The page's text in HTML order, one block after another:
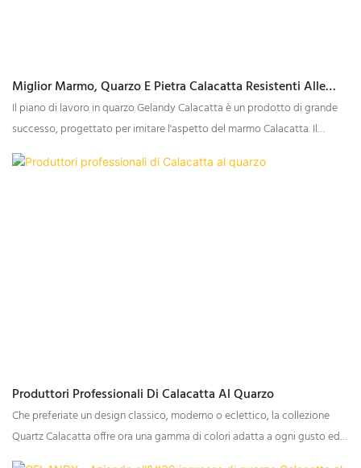
Miglior Marmo, Quarzo E Pietra Calacatta Resistenti Alle
Crepe - Prezzo Di Fabbrica GELANDY
Il piano di lavoro in quarzo Gelandy Calacatta è un prodotto di grande
successo, progettato per imitare l'aspetto del marmo Calacatta. Il
marmo Calacatta è noto per il suo aspetto elegante e lussuoso,
caratterizzato da uno sfondo bianco o chiaro con venature marcate e di
Produttori Professionali Di Calacatta Al Quarzo
Che preferiate un design classico, moderno o eclettico, la collezione
Quartz Calacatta offre ora una gamma di colori adatta a ogni gusto ed
estetica. L'eccezionale qualità e la cura dei dettagli rimangono il cuore